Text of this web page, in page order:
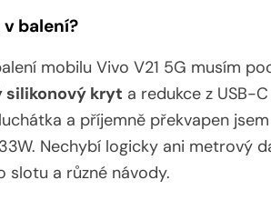
balení?
mobilu Vivo V21 5G musím
silikonový kryt a redukce z USB-
a příjemně překvapen
Nechybí logicky ani metrový
slotu a různé návody.